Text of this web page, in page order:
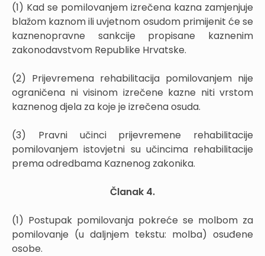
(1) Kad se pomilovanjem izrečena kazna zamjenjuje
blažom kaznom ili uvjetnom osudom primijenit će se
kaznenopravne sankcije propisane kaznenim
zakonodavstvom Republike Hrvatske.
(2) Prijevremena rehabilitacija pomilovanjem nije
ograničena ni visinom izrečene kazne niti vrstom
kaznenog djela za koje je izrečena osuda.
(3) Pravni učinci prijevremene rehabilitacije
pomilovanjem istovjetni su učincima rehabilitacije
prema odredbama Kaznenog zakonika.
Članak 4.
(1) Postupak pomilovanja pokreće se molbom za
pomilovanje (u daljnjem tekstu: molba) osuđene
osobe.